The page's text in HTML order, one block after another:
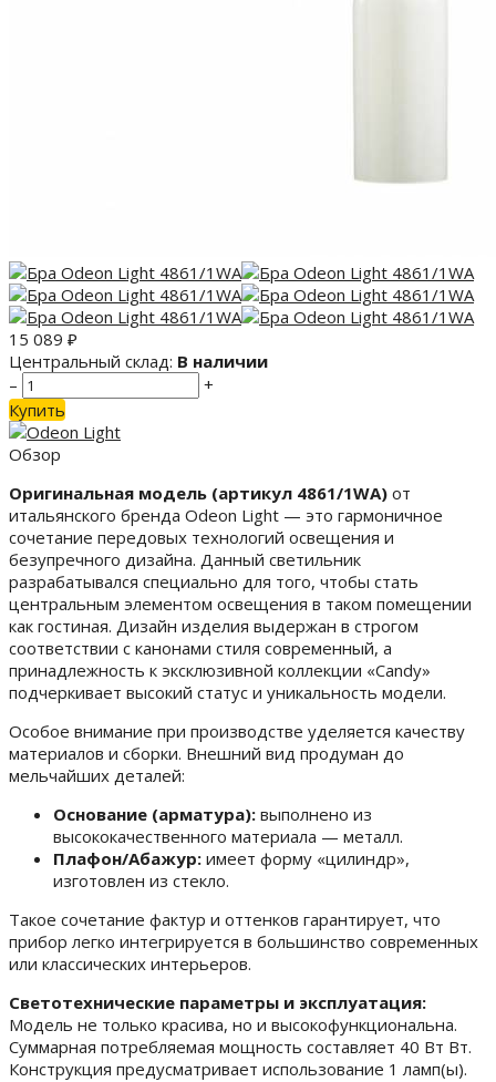
15 089 ₽
Центральный склад: В наличии
–
+
Купить
Обзор
Оригинальная модель (артикул 4861/1WA) от
итальянского бренда Odeon Light — это гармоничное
сочетание передовых технологий освещения и
безупречного дизайна. Данный светильник
разрабатывался специально для того, чтобы стать
центральным элементом освещения в таком помещении
как гостиная. Дизайн изделия выдержан в строгом
соответствии с канонами стиля современный, а
принадлежность к эксклюзивной коллекции «Candy»
подчеркивает высокий статус и уникальность модели.
Особое внимание при производстве уделяется качеству
материалов и сборки. Внешний вид продуман до
мельчайших деталей:
Основание (арматура): выполнено из
высококачественного материала — металл.
Плафон/Абажур: имеет форму «цилиндр»,
изготовлен из стекло.
Такое сочетание фактур и оттенков гарантирует, что
прибор легко интегрируется в большинство современных
или классических интерьеров.
Светотехнические параметры и эксплуатация:
Модель не только красива, но и высокофункциональна.
Суммарная потребляемая мощность составляет 40 Вт Вт.
Конструкция предусматривает использование 1 ламп(ы).